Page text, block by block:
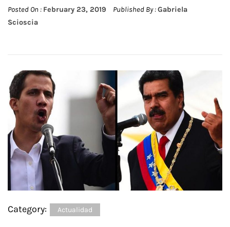
Posted On : February 23, 2019 Published By :Gabriela
Scioscia
Category: Actualidad